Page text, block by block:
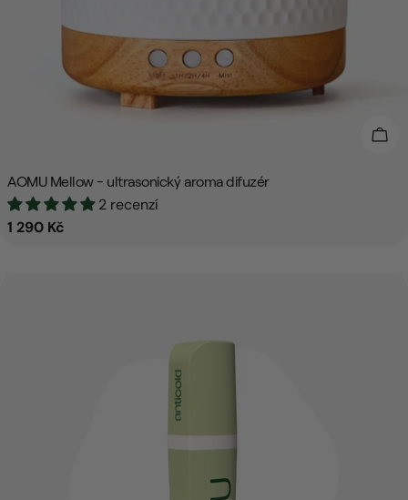
AOMU Mellow - ultrasonický aroma difuzér
2 recenzí
Běžná
1 290 Kč